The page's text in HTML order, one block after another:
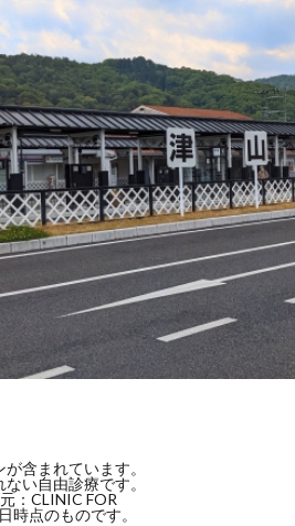
含まれています。
い自由診療です。
：CLINIC FOR
点のものです。